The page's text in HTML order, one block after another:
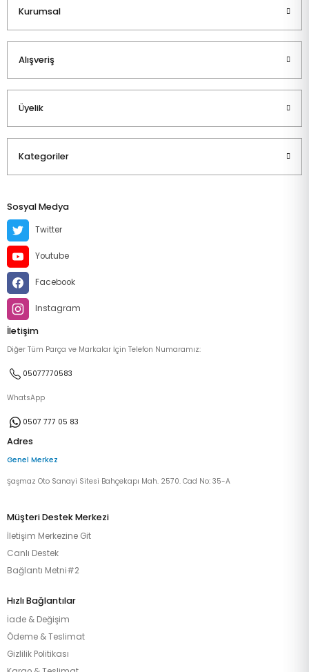
Kurumsal
Alışveriş
Üyelik
Kategoriler
Sosyal Medya
Twitter
Youtube
Facebook
Instagram
İletişim
Diğer Tüm Parça ve Markalar İçin Telefon Numaramız:
05077770583
WhatsApp
0507 777 05 83
Adres
Genel Merkez
Şaşmaz Oto Sanayi Sitesi Bahçekapı Mah. 2570. Cad No: 35-A
Müşteri Destek Merkezi
İletişim Merkezine Git
Canlı Destek
Bağlantı Metni#2
Hızlı Bağlantılar
İade & Değişim
Ödeme & Teslimat
Gizlilik Politikası